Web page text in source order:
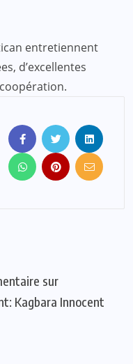
entretiennent
d’excellentes
sur
Kagbara Innocent